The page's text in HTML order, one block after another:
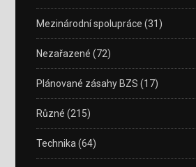
Mezinárodní spolupráce (31)
Nezařazené (72)
Plánované zásahy BZS (17)
Různé (215)
Technika (64)